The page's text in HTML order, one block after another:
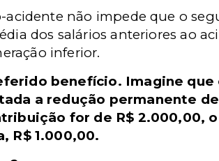
não impede que o
dos salários anteriores ao
inferior.
benefício. Imagine
a redução permanente
for de R$ 2.000,00,
R$ 1.000,00.